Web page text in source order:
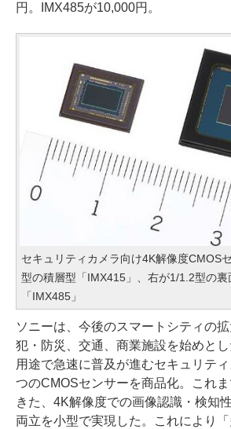
円。IMX485が10,000円。
セキュリティカメラ向け4K解像度CMOS
型の積層型「IMX415」、右が1/1.2型の裏
「IMX485」
ソニーは、今後のスマートシティの
犯・防災、交通、商業施設を始めと
用途で急速に普及が進むセキュリテ
つのCMOSセンサーを商品化。これ
きた、4K解像度での画像認識・検知
両立を小型で実現した。これにより